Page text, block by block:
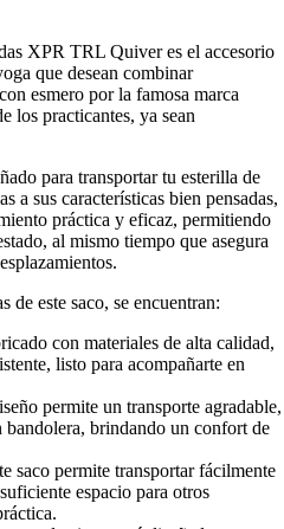
XPR TRL Quiver es el accesorio
que desean combinar
esmero por la famosa marca
los practicantes, ya sean
para transportar tu esterilla de
a sus características bien pensadas,
práctica y eficaz, permitiendo
al mismo tiempo que asegura
de este saco, se encuentran:
con materiales de alta calidad,
listo para acompañarte en
permite un transporte agradable,
bandolera, brindando un confort de
saco permite transportar fácilmente
espacio para otros